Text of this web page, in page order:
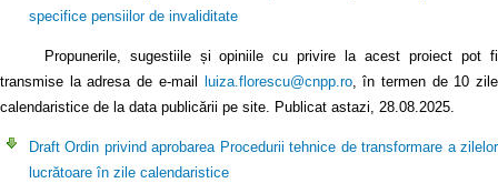
specifice pensiilor de invaliditate
Propunerile, sugestiile și opiniile cu privire la acest proiect pot fi
transmise la adresa de e-mail
luiza.florescu@cnpp.ro, în termen de 10 zile
calendaristice de la data publicării pe site. Publicat astazi, 28.08.2025.
Draft Ordin privind aprobarea Procedurii tehnice de transformare a zilelor
lucrătoare în zile calendaristice